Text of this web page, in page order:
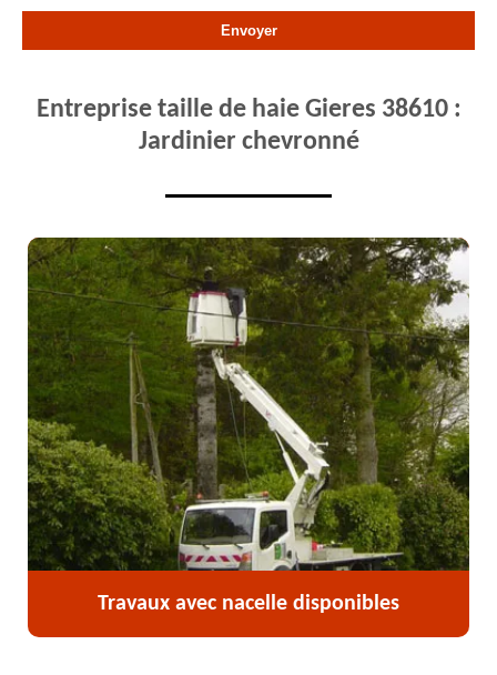
Entreprise taille de haie Gieres 38610 :
Jardinier chevronné
Travaux avec nacelle disponibles